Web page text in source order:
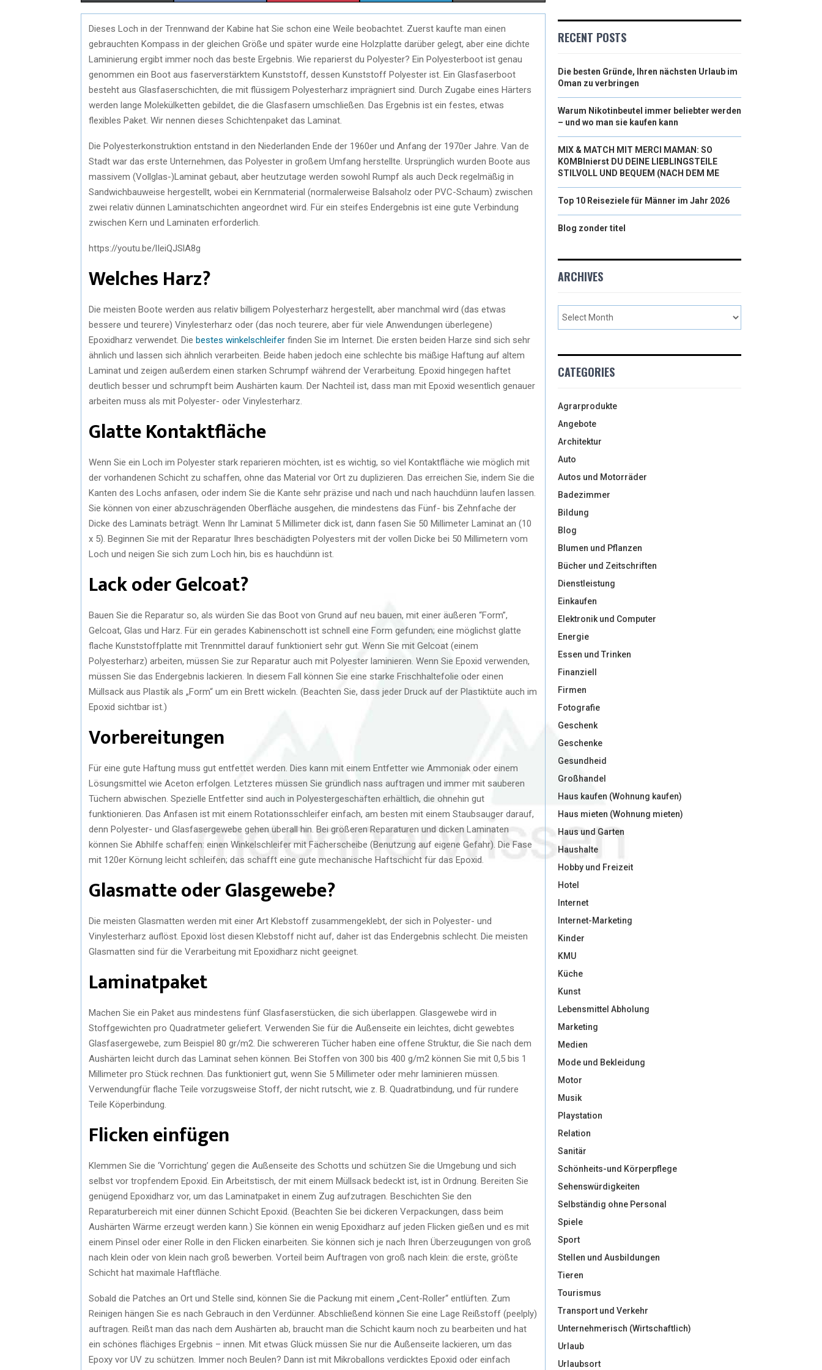
H
A
R
E
N
H
A
R
E
O
N
H
A
R
E
N
H
A
R
E
H
A
R
E
Dieses Loch in der Trennwand der Kabine hat Sie schon eine Weile beobachtet. Zuerst kaufte man einen
gebrauchten Kompass in der gleichen Größe und später wurde eine Holzplatte darüber gelegt, aber eine dichte
Laminierung ergibt immer noch das beste Ergebnis. Wie reparierst du Polyester? Ein Polyesterboot ist genau
genommen ein Boot aus faserverstärktem Kunststoff, dessen Kunststoff Polyester ist. Ein Glasfaserboot
besteht aus Glasfaserschichten, die mit flüssigem Polyesterharz imprägniert sind. Durch Zugabe eines Härters
werden lange Molekülketten gebildet, die die Glasfasern umschließen. Das Ergebnis ist ein festes, etwas
flexibles Paket. Wir nennen dieses Schichtenpaket das Laminat.
Die Polyesterkonstruktion entstand in den Niederlanden Ende der 1960er und Anfang der 1970er Jahre. Van de
Stadt war das erste Unternehmen, das Polyester in großem Umfang herstellte. Ursprünglich wurden Boote aus
massivem (Vollglas-)Laminat gebaut, aber heutzutage werden sowohl Rumpf als auch Deck regelmäßig in
Sandwichbauweise hergestellt, wobei ein Kernmaterial (normalerweise Balsaholz oder PVC-Schaum) zwischen
zwei relativ dünnen Laminatschichten angeordnet wird. Für ein steifes Endergebnis ist eine gute Verbindung
zwischen Kern und Laminaten erforderlich.
https://youtu.be/lIeiQJSlA8g
Welches Harz?
Die meisten Boote werden aus relativ billigem Polyesterharz hergestellt, aber manchmal wird (das etwas
bessere und teurere) Vinylesterharz oder (das noch teurere, aber für viele Anwendungen überlegene)
Epoxidharz verwendet. Die bestes winkelschleifer finden Sie im Internet. Die ersten beiden Harze sind sich sehr
ähnlich und lassen sich ähnlich verarbeiten. Beide haben jedoch eine schlechte bis mäßige Haftung auf altem
Laminat und zeigen außerdem einen starken Schrumpf während der Verarbeitung. Epoxid hingegen haftet
deutlich besser und schrumpft beim Aushärten kaum. Der Nachteil ist, dass man mit Epoxid wesentlich genauer
arbeiten muss als mit Polyester- oder Vinylesterharz.
Glatte Kontaktfläche
Wenn Sie ein Loch im Polyester stark reparieren möchten, ist es wichtig, so viel Kontaktfläche wie möglich mit
der vorhandenen Schicht zu schaffen, ohne das Material vor Ort zu duplizieren. Das erreichen Sie, indem Sie die
Kanten des Lochs anfasen, oder indem Sie die Kante sehr präzise und nach und nach hauchdünn laufen lassen.
Sie können von einer abzuschrägenden Oberfläche ausgehen, die mindestens das Fünf- bis Zehnfache der
Dicke des Laminats beträgt. Wenn Ihr Laminat 5 Millimeter dick ist, dann fasen Sie 50 Millimeter Laminat an (10
x 5). Beginnen Sie mit der Reparatur Ihres beschädigten Polyesters mit der vollen Dicke bei 50 Millimetern vom
Loch und neigen Sie sich zum Loch hin, bis es hauchdünn ist.
Lack oder Gelcoat?
Bauen Sie die Reparatur so, als würden Sie das Boot von Grund auf neu bauen, mit einer äußeren “Form”,
Gelcoat, Glas und Harz. Für ein gerades Kabinenschott ist schnell eine Form gefunden; eine möglichst glatte
flache Kunststoffplatte mit Trennmittel darauf funktioniert sehr gut. Wenn Sie mit Gelcoat (einem
Polyesterharz) arbeiten, müssen Sie zur Reparatur auch mit Polyester laminieren. Wenn Sie Epoxid verwenden,
müssen Sie das Endergebnis lackieren. In diesem Fall können Sie eine starke Frischhaltefolie oder einen
Müllsack aus Plastik als „Form“ um ein Brett wickeln. (Beachten Sie, dass jeder Druck auf der Plastiktüte auch im
Epoxid sichtbar ist.)
Vorbereitungen
Für eine gute Haftung muss gut entfettet werden. Dies kann mit einem Entfetter wie Ammoniak oder einem
Lösungsmittel wie Aceton erfolgen. Letzteres müssen Sie gründlich nass auftragen und immer mit sauberen
Tüchern abwischen. Spezielle Entfetter sind auch in Polyestergeschäften erhältlich, die ohnehin gut
funktionieren. Das Anfasen ist mit einem Rotationsschleifer einfach, am besten mit einem Staubsauger darauf,
denn Polyester- und Glasfasergewebe gehen überall hin. Bei größeren Reparaturen und dicken Laminaten
können Sie Abhilfe schaffen: einen Winkelschleifer mit Fächerscheibe (Benutzung auf eigene Gefahr). Die Fase
mit 120er Körnung leicht schleifen; das schafft eine gute mechanische Haftschicht für das Epoxid.
Glasmatte oder Glasgewebe?
Die meisten Glasmatten werden mit einer Art Klebstoff zusammengeklebt, der sich in Polyester- und
Vinylesterharz auflöst. Epoxid löst diesen Klebstoff nicht auf, daher ist das Endergebnis schlecht. Die meisten
Glasmatten sind für die Verarbeitung mit Epoxidharz nicht geeignet.
Laminatpaket
Machen Sie ein Paket aus mindestens fünf Glasfaserstücken, die sich überlappen. Glasgewebe wird in
Stoffgewichten pro Quadratmeter geliefert. Verwenden Sie für die Außenseite ein leichtes, dicht gewebtes
Glasfasergewebe, zum Beispiel 80 gr/m2. Die schwereren Tücher haben eine offene Struktur, die Sie nach dem
Aushärten leicht durch das Laminat sehen können. Bei Stoffen von 300 bis 400 g/m2 können Sie mit 0,5 bis 1
Millimeter pro Stück rechnen. Das funktioniert gut, wenn Sie 5 Millimeter oder mehr laminieren müssen.
Verwendungfür flache Teile vorzugsweise Stoff, der nicht rutscht, wie z. B. Quadratbindung, und für rundere
Teile Köperbindung.
Flicken einfügen
Klemmen Sie die ‘Vorrichtung’ gegen die Außenseite des Schotts und schützen Sie die Umgebung und sich
selbst vor tropfendem Epoxid. Ein Arbeitstisch, der mit einem Müllsack bedeckt ist, ist in Ordnung. Bereiten Sie
genügend Epoxidharz vor, um das Laminatpaket in einem Zug aufzutragen. Beschichten Sie den
Reparaturbereich mit einer dünnen Schicht Epoxid. (Beachten Sie bei dickeren Verpackungen, dass beim
Aushärten Wärme erzeugt werden kann.) Sie können ein wenig Epoxidharz auf jeden Flicken gießen und es mit
einem Pinsel oder einer Rolle in den Flicken einarbeiten. Sie können sich je nach Ihren Überzeugungen von groß
nach klein oder von klein nach groß bewerben. Vorteil beim Auftragen von groß nach klein: die erste, größte
Schicht hat maximale Haftfläche.
Sobald die Patches an Ort und Stelle sind, können Sie die Packung mit einem „Cent-Roller“ entlüften. Zum
Reinigen hängen Sie es nach Gebrauch in den Verdünner. Abschließend können Sie eine Lage Reißstoff (peelply)
auftragen. Reißt man das nach dem Aushärten ab, braucht man die Schicht kaum noch zu bearbeiten und hat
ein schönes flächiges Ergebnis – innen. Mit etwas Glück müssen Sie nur die Außenseite lackieren, um das
Epoxy vor UV zu schützen. Immer noch Beulen? Dann ist mit Mikroballons verdicktes Epoxid oder einfach
RECENT POSTS
Die besten Gründe, Ihren nächsten Urlaub im
Oman zu verbringen
Warum Nikotinbeutel immer beliebter werden
– und wo man sie kaufen kann
MIX & MATCH MIT MERCI MAMAN: SO
KOMBInierst DU DEINE LIEBLINGSTEILE
STILVOLL UND BEQUEM (NACH DEM ME
Top 10 Reiseziele für Männer im Jahr 2026
Blog zonder titel
ARCHIVES
CATEGORIES
Agrarprodukte
Angebote
Architektur
Auto
Autos und Motorräder
Badezimmer
Bildung
Blog
Blumen und Pflanzen
Bücher und Zeitschriften
Dienstleistung
Einkaufen
Elektronik und Computer
Energie
Essen und Trinken
Finanziell
Firmen
Fotografie
Geschenk
Geschenke
Gesundheid
Großhandel
Haus kaufen (Wohnung kaufen)
Haus mieten (Wohnung mieten)
Haus und Garten
Haushalte
Hobby und Freizeit
Hotel
Internet
Internet-Marketing
Kinder
KMU
Küche
Kunst
Lebensmittel Abholung
Marketing
Medien
Mode und Bekleidung
Motor
Musik
Playstation
Relation
Sanitär
Schönheits-und Körperpflege
Sehenswürdigkeiten
Selbständig ohne Personal
Spiele
Sport
Stellen und Ausbildungen
Tieren
Tourismus
Transport und Verkehr
Unternehmerisch (Wirtschaftlich)
Urlaub
Urlaubsort